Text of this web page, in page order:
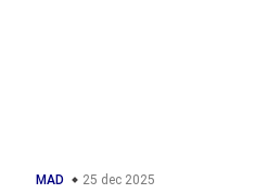
MAD 25 dec 2025